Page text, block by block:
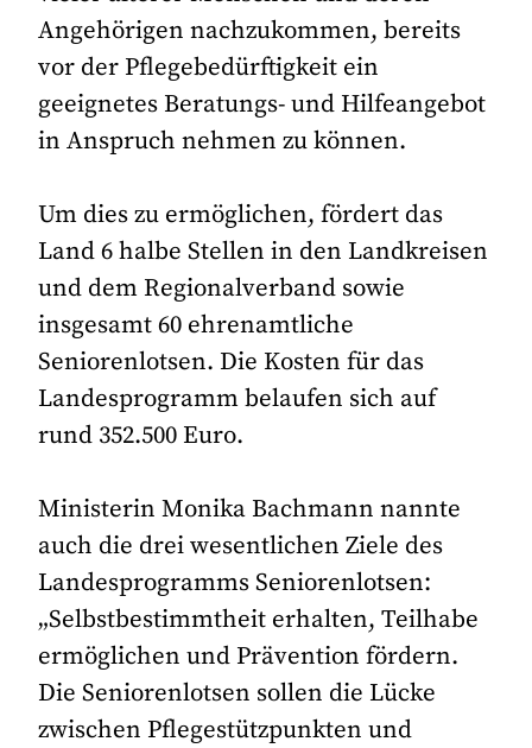
Angehörigen nachzukommen, bereits
vor der Pflegebedürftigkeit ein
geeignetes Beratungs- und Hilfeangebot
in Anspruch nehmen zu können.
Um dies zu ermöglichen, fördert das
Land 6 halbe Stellen in den Landkreisen
und dem Regionalverband sowie
insgesamt 60 ehrenamtliche
Seniorenlotsen. Die Kosten für das
Landesprogramm belaufen sich auf
rund 352.500 Euro.
Ministerin Monika Bachmann nannte
auch die drei wesentlichen Ziele des
Landesprogramms Seniorenlotsen:
„Selbstbestimmtheit erhalten, Teilhabe
ermöglichen und Prävention fördern.
Die Seniorenlotsen sollen die Lücke
zwischen Pflegestützpunkten und